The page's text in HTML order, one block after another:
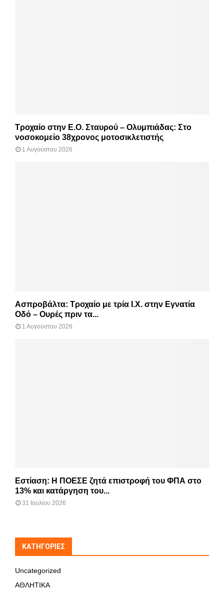
Τροχαίο στην Ε.Ο. Σταυρού – Ολυμπιάδας: Στο
νοσοκομείο 38χρονος μοτοσικλετιστής
1 Αυγούστου 2026
Ασπροβάλτα: Τροχαίο με τρία Ι.Χ. στην Εγνατία
Οδό – Ουρές πριν τα...
1 Αυγούστου 2026
Εστίαση: Η ΠΟΕΣΕ ζητά επιστροφή του ΦΠΑ στο
13% και κατάργηση του...
31 Ιουλίου 2026
KΑΤΗΓΟΡΊΕΣ
Uncategorized
ΑΘΛΗΤΙΚΑ